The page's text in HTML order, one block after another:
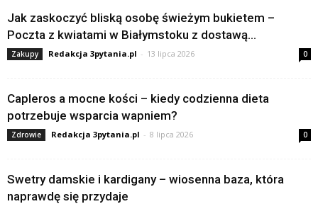
Jak zaskoczyć bliską osobę świeżym bukietem –
Poczta z kwiatami w Białymstoku z dostawą...
Zakupy Redakcja 3pytania.pl - 13 lipca 2026 0
Capleros a mocne kości – kiedy codzienna dieta
potrzebuje wsparcia wapniem?
Zdrowie Redakcja 3pytania.pl - 8 lipca 2026 0
Swetry damskie i kardigany – wiosenna baza, która
naprawdę się przydaje